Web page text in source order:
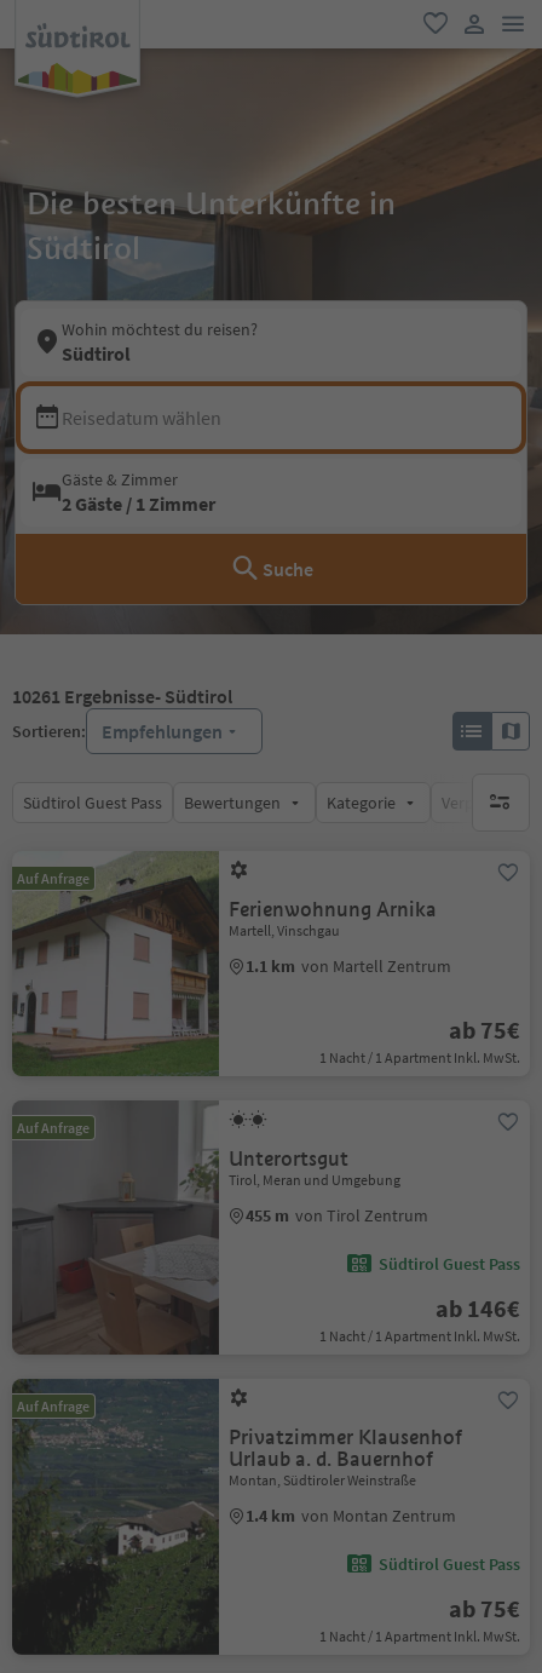
favorit
user link
Die besten Unterkünfte in
Südtirol
Wohin möchtest du reisen?
Südtirol
Reisedatum wählen
Gäste & Zimmer
2 Gäste / 1 Zimmer
Suche
10261 Ergebnisse- Südtirol
Sortieren: Empfehlungen
Südtirol Guest Pass Bewertungen Kategorie keine
Auf Anfrage
Ferienwohnung Arnika
Martell, Vinschgau
1.1 km von Martell Zentrum
ab 75€
1 Nacht / 1 Apartment Inkl. MwSt.
Auf Anfrage
Unterortsgut
Tirol, Meran und Umgebung
455 m von Tirol Zentrum
Südtirol Guest Pass
ab 146€
1 Nacht / 1 Apartment Inkl. MwSt.
Auf Anfrage
Privatzimmer Klausenhof
Urlaub a. d. Bauernhof
Montan, Südtiroler Weinstraße
1.4 km von Montan Zentrum
Südtirol Guest Pass
ab 75€
1 Nacht / 1 Apartment Inkl. MwSt.